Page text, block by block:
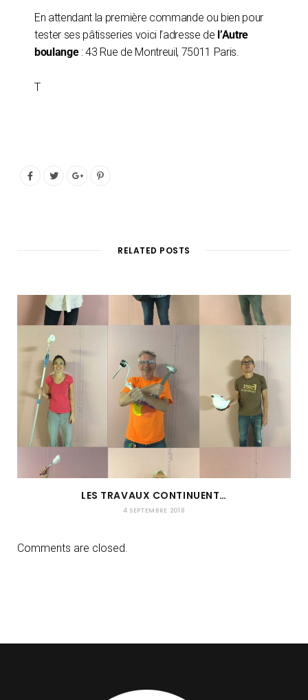
En attendant la première commande ou bien pour
tester ses pâtisseries voici l’adresse de l’Autre
boulange: 43 Rue de Montreuil, 75011 Paris.
T
RELATED POSTS
LES TRAVAUX CONTINUENT…
4 SEPTEMBRE 2018
Comments are closed.